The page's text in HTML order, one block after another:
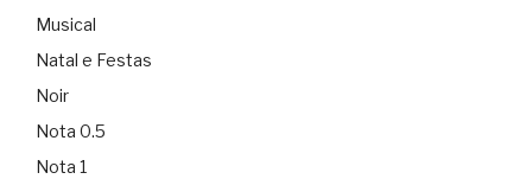
Musical
Natal e Festas
Noir
Nota 0.5
Nota 1